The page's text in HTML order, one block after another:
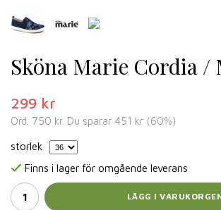
Sköna Marie Cordia /
299 kr
Ord. 750 kr. Du sparar 451 kr (60%)
storlek
Finns i lager för omgående leverans
LÄGG I